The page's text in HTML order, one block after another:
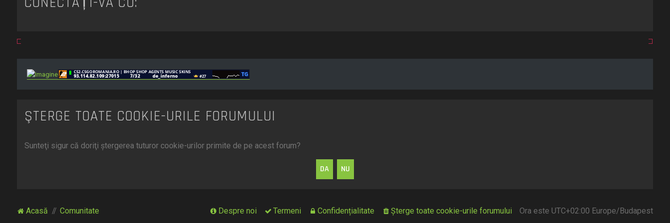
ŞTERGE TOATE COOKIE-URILE FORUMULUI
Sunteţi sigur că doriţi ştergerea tuturor cookie-urilor primite de pe acest forum?
Acasă Comunitate Ora este UTC+02:00 Europe/Budapest
Şterge toate cookie-urile forumului
Confidențialitate
Termeni
Despre noi